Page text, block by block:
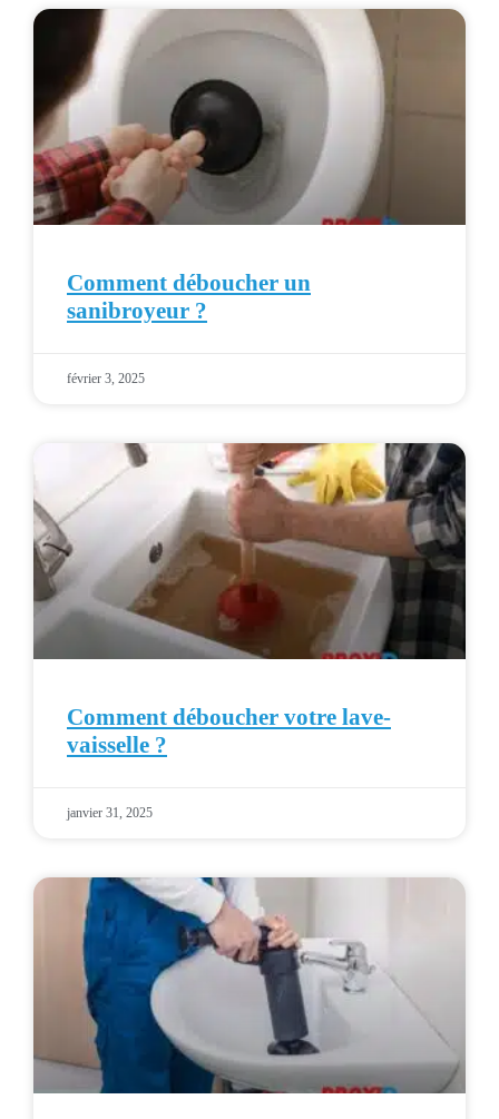
Comment déboucher un
sanibroyeur ?
février 3, 2025
Comment déboucher votre lave-
vaisselle ?
janvier 31, 2025